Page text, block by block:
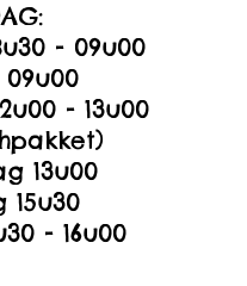
- 09u00
- 13u00
13u00
15u30
- 16u00